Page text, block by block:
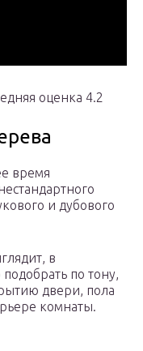
оценка 4.2
время
и дубового
в
по тону,
двери, пола
комнаты.